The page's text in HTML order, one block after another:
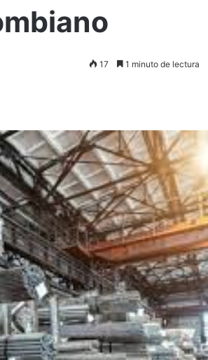
17 1 minuto de lectura